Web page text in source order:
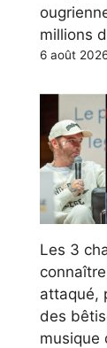
millions
6 août
Les 3
attaqué,
des
musique